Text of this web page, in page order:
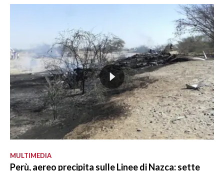
MULTIMEDIA
Perù, aereo precipita sulle Linee di Nazca: sette